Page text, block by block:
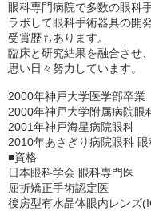
眼科専門病院で多数の眼科
ラボして眼科手術器具の開
受賞歴もあります。
臨床と研究結果を融合させ
思い日々努力しています。
2000年神戸大学医学部卒業
2000年神戸大学附属病院眼
2001年神戸海星病院眼科
2010年あさぎり病院眼科
■資格
日本眼科学会 眼科専門医
屈折矯正手術認定医
後房型有水晶体眼内レンズ